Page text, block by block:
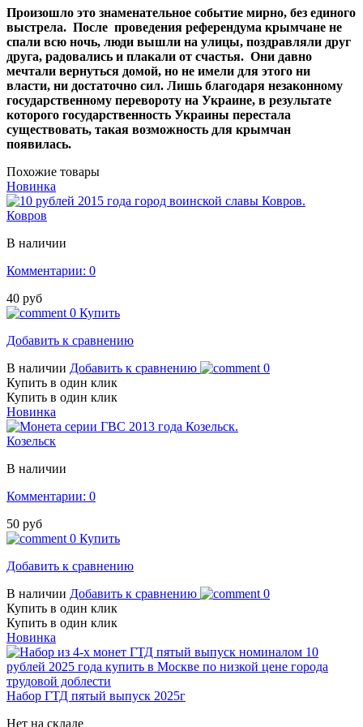
Произошло это знаменательное событие мирно, без единого
выстрела. После проведения референдума крымчане не
спали всю ночь, люди вышли на улицы, поздравляли друг
друга, радовались и плакали от счастья. Они давно
мечтали вернуться домой, но не имели для этого ни
власти, ни достаточно сил. Лишь благодаря незаконному
государственному перевороту на Украине, в результате
которого государственность Украины перестала
существовать, такая возможность для крымчан
появилась.
Похожие товары
Новинка
Ковров
В наличии
Комментарии: 0
40 руб
0 Купить
Добавить к сравнению
В наличии Добавить к сравнению
0
Купить в один клик
Купить в один клик
Новинка
Козельск
В наличии
Комментарии: 0
50 руб
0 Купить
Добавить к сравнению
В наличии Добавить к сравнению
0
Купить в один клик
Купить в один клик
Новинка
Набор ГТД пятый выпуск 2025г
Нет на складе